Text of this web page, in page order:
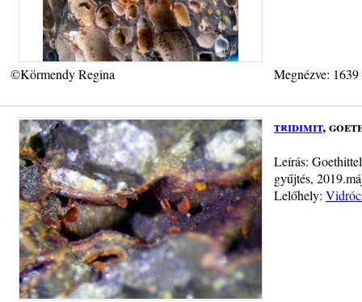
©Körmendy Regina Megnézve:
tridimit,
Leírás:
gyűjtés,
Lelőhely: